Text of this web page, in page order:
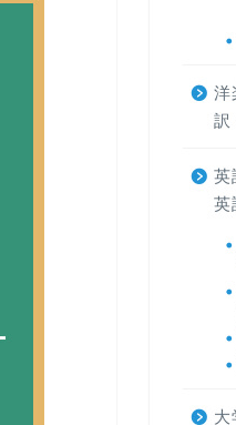
洋
訳
英
英
大